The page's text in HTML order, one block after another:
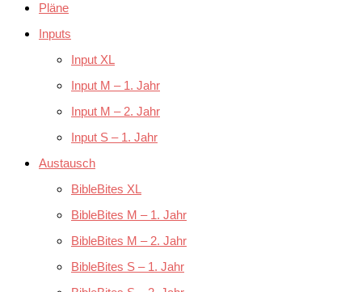
Pläne
Inputs
Input XL
Input M – 1. Jahr
Input M – 2. Jahr
Input S – 1. Jahr
Austausch
BibleBites XL
BibleBites M – 1. Jahr
BibleBites M – 2. Jahr
BibleBites S – 1. Jahr